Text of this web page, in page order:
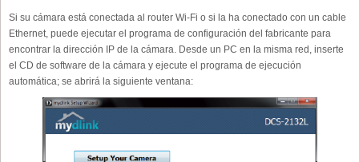
Si su cámara está conectada al router Wi-Fi o si la ha conectado con un cable
Ethernet, puede ejecutar el programa de configuración del fabricante para
encontrar la dirección IP de la cámara. Desde un PC en la misma red, inserte
el CD de software de la cámara y ejecute el programa de ejecución
automática; se abrirá la siguiente ventana: